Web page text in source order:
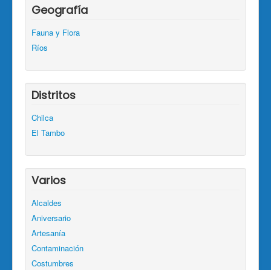
Geografía
Fauna y Flora
Ríos
Distritos
Chilca
El Tambo
Varios
Alcaldes
Aniversario
Artesanía
Contaminación
Costumbres